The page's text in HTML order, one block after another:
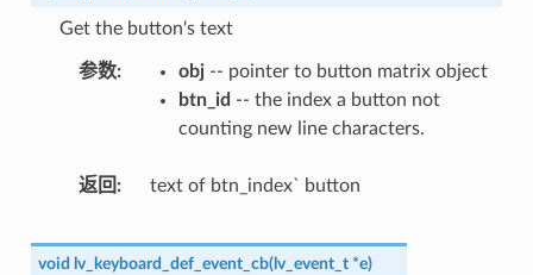
Get the button's text
参数 obj-- pointer to button matrix object
btn_id -- the index a button not
counting new line characters.
返回 text of btn_index` button
void lv_keyboard_def_event_cb(lv_event_t *e)